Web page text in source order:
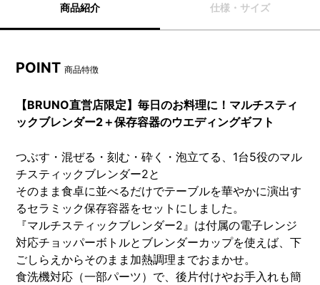
商品紹介 仕様・サイズ
POINT商品特徴
【BRUNO直営店限定】毎日のお料理に！マルチスティ
ックブレンダー2＋保存容器のウエディングギフト
つぶす・混ぜる・刻む・砕く・泡立てる、1台5役のマル
チスティックブレンダー2と
そのまま食卓に並べるだけでテーブルを華やかに演出す
るセラミック保存容器をセットにしました。
『マルチスティックブレンダー2』は付属の電子レンジ
対応チョッパーボトルとブレンダーカップを使えば、下
ごしらえからそのまま加熱調理までおまかせ。
食洗機対応（一部パーツ）で、後片付けやお手入れも簡